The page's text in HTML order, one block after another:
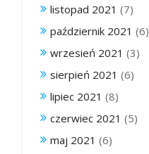
listopad 2021 (7)
październik 2021 (6)
wrzesień 2021 (3)
sierpień 2021 (6)
lipiec 2021 (8)
czerwiec 2021 (5)
maj 2021 (6)